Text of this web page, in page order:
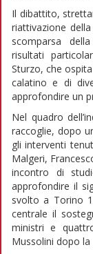
Il dibattito,
riattivazione
scomparsa
risultati
Sturzo, che
calatino e di
approfondire un
Nel quadro
raccoglie, dopo
gli interventi
Malgeri,
incontro di
approfondire il
svolto a Torino
centrale il
ministri e
Mussolini dopo